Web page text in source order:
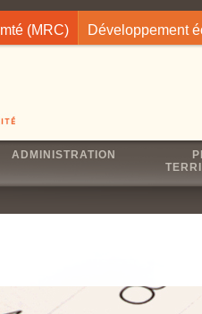
(MRC) Développement
ADMINISTRATION